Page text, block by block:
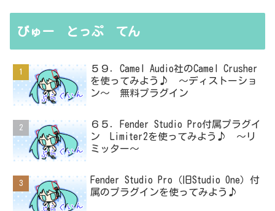
びゅー とっぷ てん
５９．Camel Audio社のCamel Crusher
を使ってみよう♪ ～ディストーショ
ン～ 無料プラグイン
６５．Fender Studio Pro付属プラグイ
ン Limiter2を使ってみよう♪ ～リ
ミッター～
Fender Studio Pro（旧Studio One）付
属のプラグインを使ってみよう♪